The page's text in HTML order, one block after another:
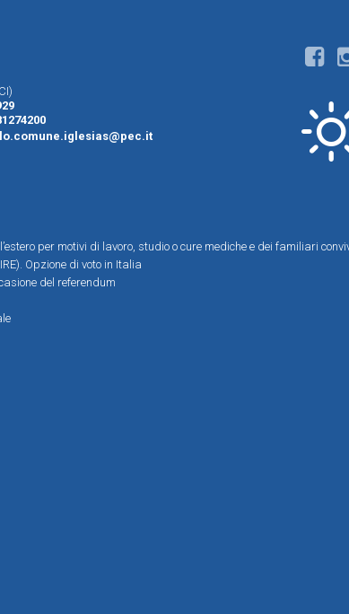
per motivi di lavoro, studio o cure mediche e dei familiari
Opzione di voto in Italia
del referendum